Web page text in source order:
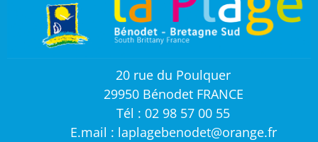
20 rue du Poulquer
29950 Bénodet FRANCE
Tél : 02 98 57 00 55
E.mail : laplagebenodet@orange.fr